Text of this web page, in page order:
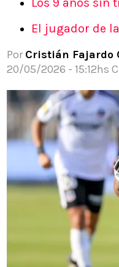
del día
El jugador de
Por Cristián Fajardo
20/05/2026 - 15:12hs